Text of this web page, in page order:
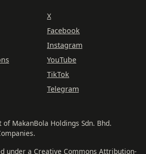
X
Facebook
Instagram
YouTube
TikTok
Telegram
MakanBola Holdings Sdn. Bhd.
under a Creative Commons Attribution-